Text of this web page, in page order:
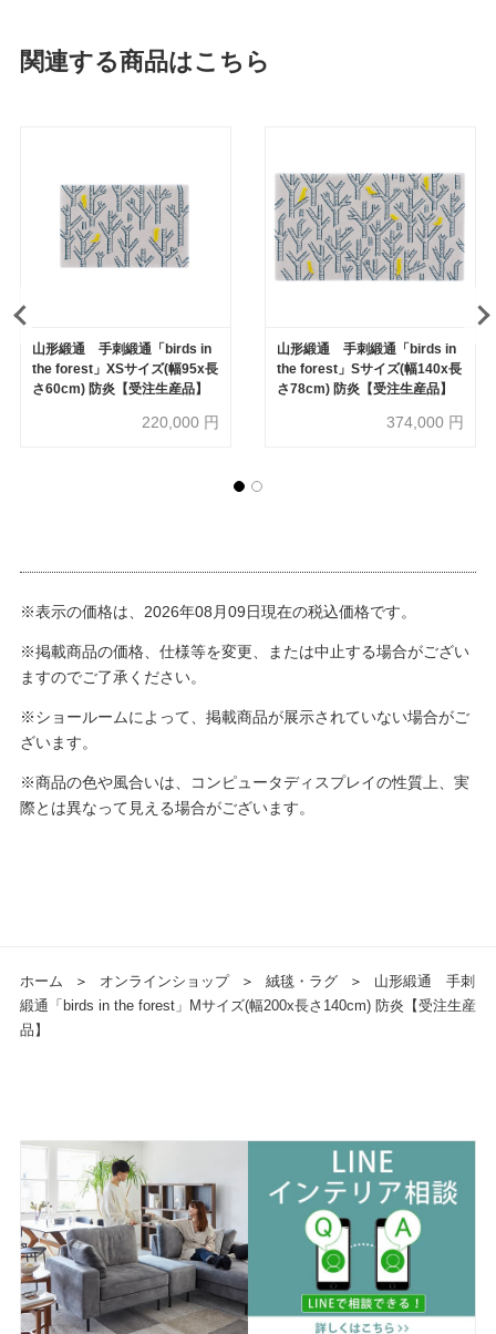
関連する商品はこちら
山形緞通 手刺緞通「birds in
the forest」XSサイズ(幅95x長
さ60cm) 防炎【受注生産品】
220,000 円
山形緞通 手刺緞通「birds in
the forest」Sサイズ(幅140x長
さ78cm) 防炎【受注生産品】
374,000 円
※表示の価格は、2026年08月09日現在の税込価格です。
※掲載商品の価格、仕様等を変更、または中止する場合がござい
ますのでご了承ください。
※ショールームによって、掲載商品が展示されていない場合がご
ざいます。
※商品の色や風合いは、コンピュータディスプレイの性質上、実
際とは異なって見える場合がございます。
ホーム ＞ オンラインショップ ＞ 絨毯・ラグ ＞
山形緞通 手刺
緞通「birds in the forest」Mサイズ(幅200x長さ140cm) 防炎【受注生産
品】